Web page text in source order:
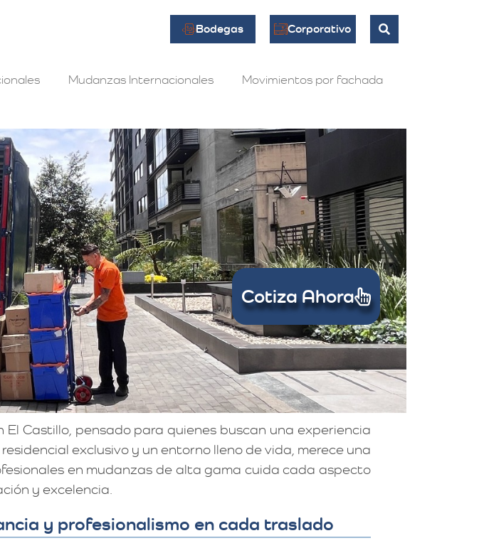
Bodegas Corporativo
Mudanzas Internacionales Movimientos por fachada
Cotiza Ahora
Castillo, pensado para quienes buscan una experiencia
exclusivo y un entorno lleno de vida, merece una
en mudanzas de alta gama cuida cada aspecto
y excelencia.
y profesionalismo en cada traslado